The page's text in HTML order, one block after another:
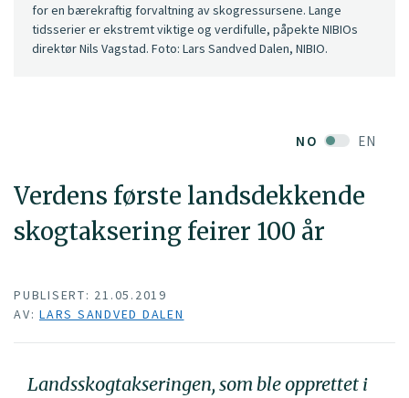
NO EN
Verdens første landsdekkende
skogtaksering feirer 100 år
for en bærekraftig forvaltning av skogressursene. Lange
tidsserier er ekstremt viktige og verdifulle, påpekte NIBIOs
direktør Nils Vagstad. Foto: Lars Sandved Dalen, NIBIO.
PUBLISERT: 21.05.2019
AV: LARS SANDVED DALEN
Landsskogtakseringen, som ble opprettet i